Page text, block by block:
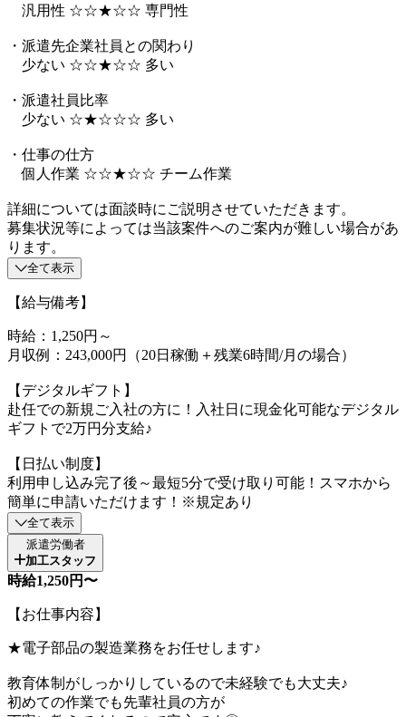
汎用性 ☆☆★☆☆ 専門性
・派遣先企業社員との関わり
少ない ☆☆★☆☆ 多い
・派遣社員比率
少ない ☆★☆☆☆ 多い
・仕事の仕方
個人作業 ☆☆★☆☆ チーム作業
詳細については面談時にご説明させていただきます。
募集状況等によっては当該案件へのご案内が難しい場合があ
ります。
全て表示
【給与備考】
時給：1,250円～
月収例：243,000円（20日稼働＋残業6時間/月の場合）
【デジタルギフト】
赴任での新規ご入社の方に！入社日に現金化可能なデジタル
ギフトで2万円分支給♪
【日払い制度】
利用申し込み完了後～最短5分で受け取り可能！スマホから
簡単に申請いただけます！※規定あり
全て表示
派遣労働者
加工スタッフ
時給1,250円〜
【お仕事内容】
★電子部品の製造業務をお任せします♪
教育体制がしっかりしているので未経験でも大丈夫♪
初めての作業でも先輩社員の方が